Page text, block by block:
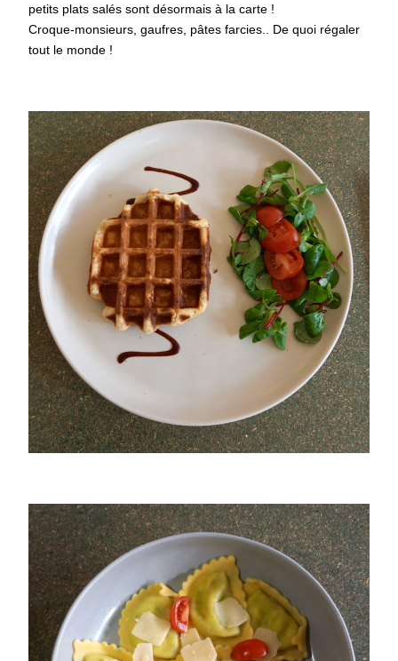
petits plats salés sont désormais à la carte !
Croque-monsieurs, gaufres, pâtes farcies.. De quoi régaler
tout le monde !